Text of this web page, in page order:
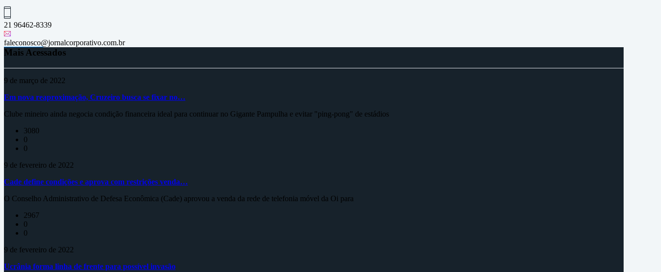
21 96462-8339
faleconosco@jornalcorporativo.com.br
Mais Acessados
9 de março de 2022
Em nova reaproximação, Cruzeiro busca se fixar no…
Clube mineiro ainda negocia condição financeira ideal para continuar no Gigante Pampulha e evitar "ping-pong" de estádios
3080
0
0
9 de fevereiro de 2022
Cade define condições e aprova com restrições venda…
O Conselho Administrativo de Defesa Econômica (Cade) aprovou a venda da rede de telefonia móvel da Oi para
2967
0
0
9 de fevereiro de 2022
Ucrânia forma linha de frente para possível invasão